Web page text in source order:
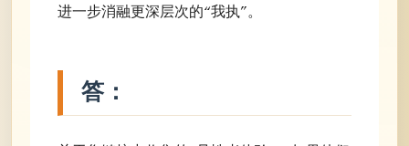
进一步消融更深层次的“我执”。
答：